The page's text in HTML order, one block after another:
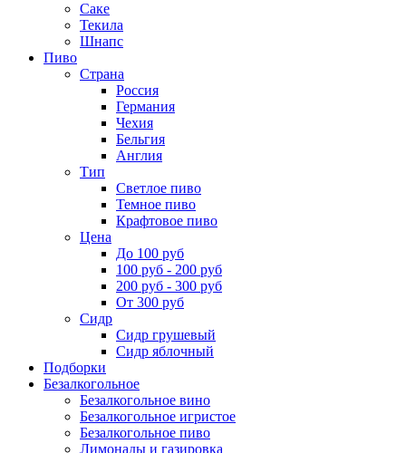
Саке
Текила
Шнапс
Пиво
Страна
Россия
Германия
Чехия
Бельгия
Англия
Тип
Светлое пиво
Темное пиво
Крафтовое пиво
Цена
До 100 руб
100 руб - 200 руб
200 руб - 300 руб
От 300 руб
Сидр
Сидр грушевый
Сидр яблочный
Подборки
Безалкогольное
Безалкогольное вино
Безалкогольное игристое
Безалкогольное пиво
Лимонады и газировка